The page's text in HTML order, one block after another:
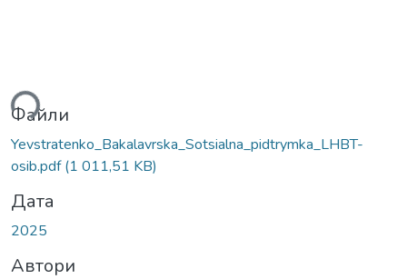
Файли
Yevstratenko_Bakalavrska_Sotsialna_pidtrymka_LHBT-
osib.pdf(1 011,51 KB)
Дата
2025
Автори